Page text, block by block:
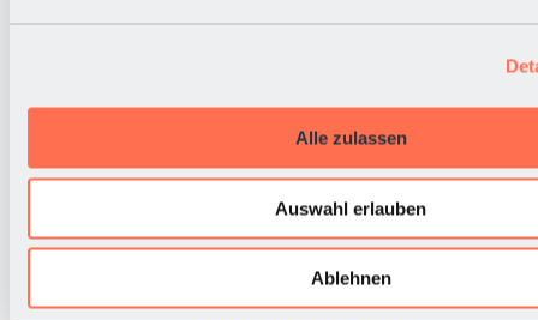
Alle zulassen
Auswahl erlauben
Ablehnen
Zurück